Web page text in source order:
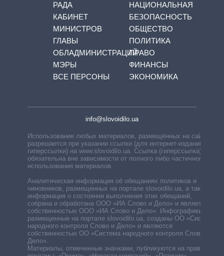
РАДА
КАБИНЕТ
МИНИСТРОВ
ГЛАВЫ
ОБЛАДМИНИСТРАЦИЙ
МЭРЫ
ВСЕ ПЕРСОНЫ
НАЦИОНАЛЬНАЯ
БЕЗОПАСНОСТЬ
ОБЩЕСТВО
ПОЛИТИКА
ПРАВО
ФИНАНСЫ
ЭКОНОМИКА
info@slovoidilo.ua
Использование любых материалов, размещённых на сайте,
разрешается при указании ссылки (для интернет-изданий —
гиперссылки) на www.slovoidilo.ua. Ссылка (гиперссылка)
обязательна вне зависимости от полного либо частичного
использования материалов.
Аналитическая информация об обещаниях политиков и
чиновников, размещенных на портале slovoidilo.ua, а также
информация о состоянии выполнения этих обещаний,
собрана и обработана ООО «ИА Слово и Дело» и является
собственностью ООО «ИА Слово и Дело». Инфографики,
размещенные на портале slovoidilo.ua, созданы ОО «Система
народного контроля Слово и Дело» и являются
собственностью ОО «Система народного контроля Слово и
Дело».
Материалы, отмеченные значками, публикуются на правах